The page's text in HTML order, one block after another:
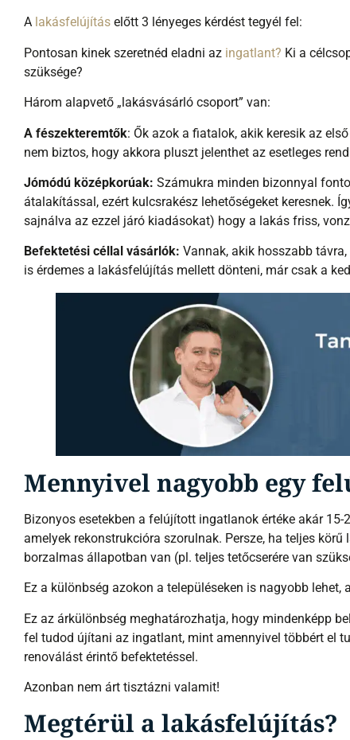
A lakásfelújítás előtt 3 lényeges kérdést tegyél fel:
Pontosan kinek szeretnéd eladni az ingatlant? Ki a
szüksége?
Három alapvető „lakásvásárló csoport” van:
A fészekteremtők: Ők azok a fiatalok, akik keresik az
nem biztos, hogy akkora pluszt jelenthet az esetleges
Jómódú középkorúak: Számukra minden bizonnyal
átalakítással, ezért kulcsrakész lehetőségeket keresnek.
sajnálva az ezzel járó kiadásokat) hogy a lakás friss,
Befektetési céllal vásárlók: Vannak, akik hosszabb
is érdemes a lakásfelújítás mellett dönteni, már csak a
Mennyivel nagyobb egy
Bizonyos esetekben a felújított ingatlanok értéke akár
amelyek rekonstrukcióra szorulnak. Persze, ha teljes
borzalmas állapotban van (pl. teljes tetőcserére van
Ez a különbség azokon a településeken is nagyobb
Ez az árkülönbség meghatározhatja, hogy mindenképp
fel tudod újítani az ingatlant, mint amennyivel többért el
renoválást érintő befektetéssel.
Azonban nem árt tisztázni valamit!
Megtérül a lakásfelújítás?